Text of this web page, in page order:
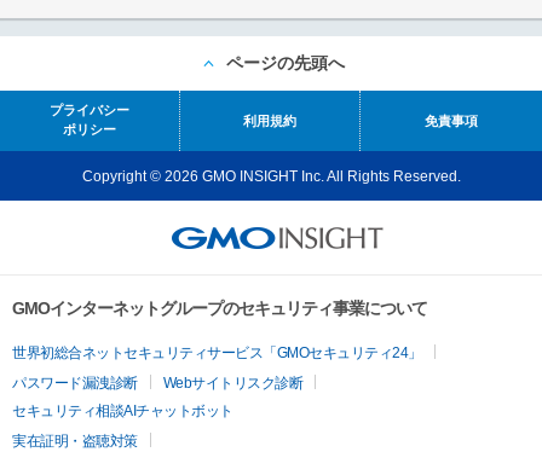
ページの先頭へ
プライバシー
ポリシー
利用規約 免責事項
Copyright © 2026 GMO INSIGHT Inc. All Rights Reserved.
GMOインターネットグループのセキュリティ事業について
世界初総合ネットセキュリティサービス「GMOセキュリティ24」
パスワード漏洩診断
Webサイトリスク診断
セキュリティ相談AIチャットボット
実在証明・盗聴対策